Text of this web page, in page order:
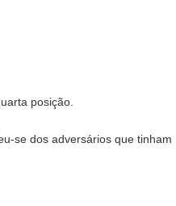
posição.
se dos adversários que tinham